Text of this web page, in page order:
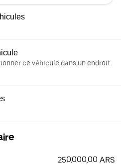
ce véhicule dans un endroit
250.000,00 ARS